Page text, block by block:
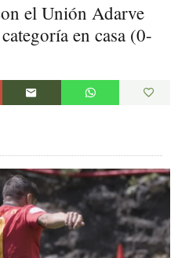
el Unión Adarve
en casa (0-